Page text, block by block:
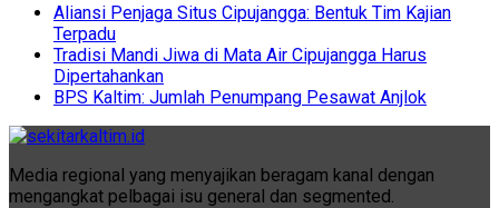
Aliansi Penjaga Situs Cipujangga: Bentuk Tim Kajian
Terpadu
Tradisi Mandi Jiwa di Mata Air Cipujangga Harus
Dipertahankan
BPS Kaltim: Jumlah Penumpang Pesawat Anjlok
Media regional yang menyajikan beragam kanal dengan
mengangkat pelbagai isu general dan segmented.